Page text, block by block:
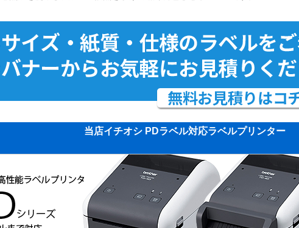
当店イチオシ PDラベル対応ラベルプリンター